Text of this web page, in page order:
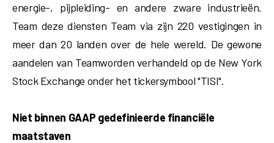
energie-, pijpleiding- en andere zware industrieën.
Team deze diensten Team via zijn 220 vestigingen in
meer dan 20 landen over de hele wereld. De gewone
aandelen van Teamworden verhandeld op de New York
Stock Exchange onder het tickersymbool "TISI".
Niet binnen GAAP gedefinieerde financiële
maatstaven